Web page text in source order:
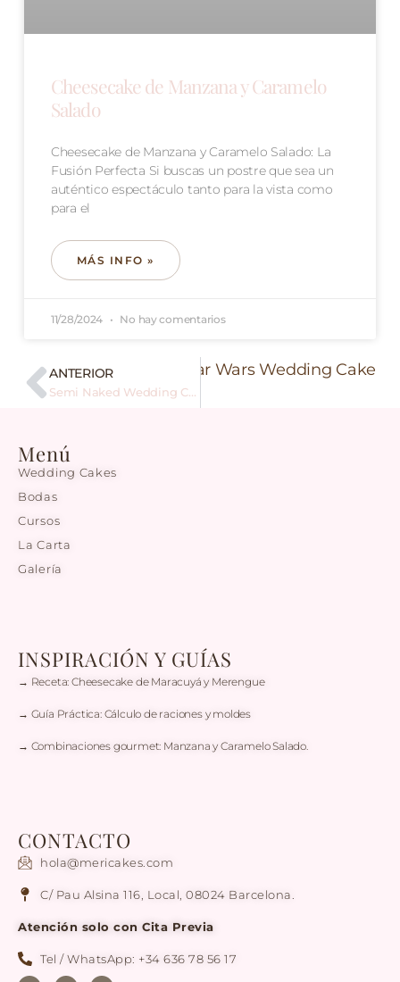
Cheesecake de Manzana y Caramelo
Salado
Cheesecake de Manzana y Caramelo Salado: La
Fusión Perfecta Si buscas un postre que sea un
auténtico espectáculo tanto para la vista como
para el
MÁS INFO »
11/28/2024 No hay comentarios
ANTERIOR
Semi Naked Wedding Cake
Siguiente Star Wars Wedding Cake
Menú
Wedding Cakes
Bodas
Cursos
La Carta
Galería
INSPIRACIÓN Y GUÍAS
→ Receta: Cheesecake de Maracuyá y Merengue
→ Guía Práctica: Cálculo de raciones y moldes
→ Combinaciones gourmet: Manzana y Caramelo Salado.
CONTACTO
hola@mericakes.com
C/ Pau Alsina 116, Local, 08024 Barcelona.
Atención solo con Cita Previa
Tel / WhatsApp: +34 636 78 56 17